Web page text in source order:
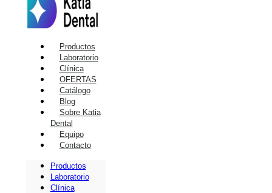
Productos
Laboratorio
Clínica
OFERTAS
Catálogo
Blog
Sobre Katia
Dental
Equipo
Contacto
Productos
Laboratorio
Clínica